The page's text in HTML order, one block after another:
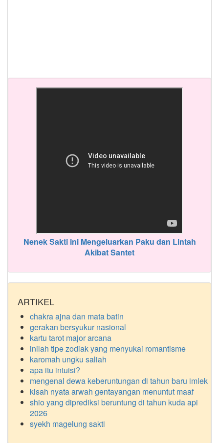
Nenek Sakti ini Mengeluarkan Paku dan Lintah
Akibat Santet
ARTIKEL
chakra ajna dan mata batin
gerakan bersyukur nasional
kartu tarot major arcana
inilah tipe zodiak yang menyukai romantisme
karomah ungku saliah
apa itu intuisi?
mengenal dewa keberuntungan di tahun baru imlek
kisah nyata arwah gentayangan menuntut maaf
shio yang diprediksi beruntung di tahun kuda api
2026
syekh magelung sakti